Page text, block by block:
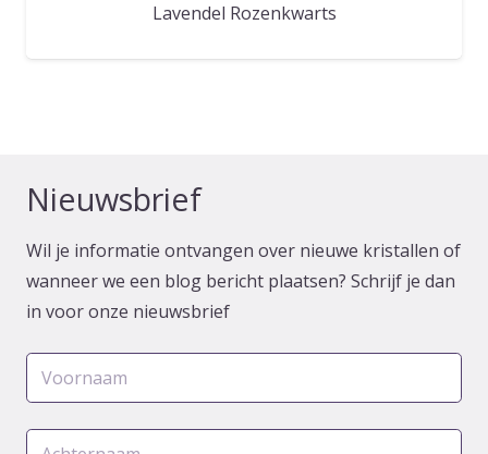
Lavendel Rozenkwarts
Nieuwsbrief
Wil je informatie ontvangen over nieuwe kristallen of
wanneer we een blog bericht plaatsen? Schrijf je dan
in voor onze nieuwsbrief